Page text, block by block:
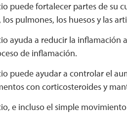
puede fortalecer partes de su
pulmones, los huesos y las
ayuda a reducir la
de inflamación.
puede ayudar a controlar el
con corticosteroides y
e incluso el simple